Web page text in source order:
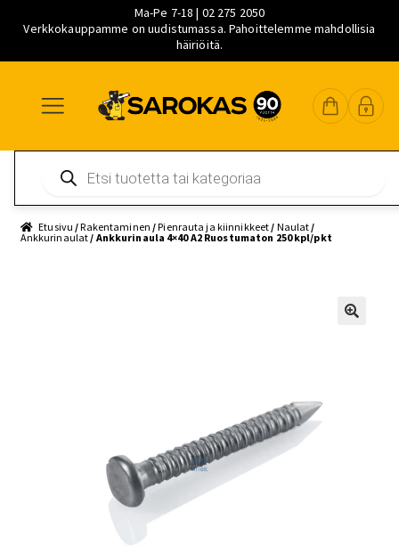
Ma-Pe 7-18 | 02 275 2050
Verkkokauppamme on uudistumassa. Pahoittelemme mahdollisia
häiriöitä.
navigointiin
sisältöön
pääsisältöön
search
Etusivu /Rakentaminen /Pienrauta ja kiinnikkeet / Naulat /
Ankkurinaulat / Ankkurinaula 4×40 A2 Ruostumaton 250 kpl/pkt